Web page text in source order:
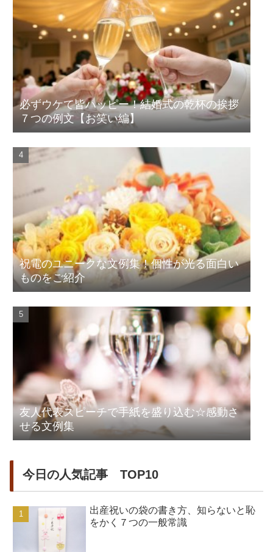
必ずウケて皆ハッピー！結婚式の乾杯の挨拶
７つの例文【お笑い編】
祝電のユニークな文例集！個性が光る面白い
ものをご紹介
友人代表スピーチで手紙を盛り込む☆感動さ
せる文例集
今日の人気記事 TOP10
出産祝いの袋の書き方、知らないと恥
をかく７つの一般常識